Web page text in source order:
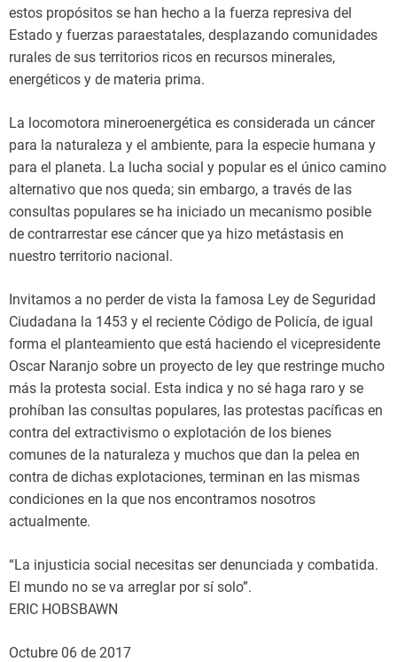
estos propósitos se han hecho a la fuerza represiva del
Estado y fuerzas paraestatales, desplazando comunidades
rurales de sus territorios ricos en recursos minerales,
energéticos y de materia prima.
La locomotora mineroenergética es considerada un cáncer
para la naturaleza y el ambiente, para la especie humana y
para el planeta. La lucha social y popular es el único camino
alternativo que nos queda; sin embargo, a través de las
consultas populares se ha iniciado un mecanismo posible
de contrarrestar ese cáncer que ya hizo metástasis en
nuestro territorio nacional.
Invitamos a no perder de vista la famosa Ley de Seguridad
Ciudadana la 1453 y el reciente Código de Policía, de igual
forma el planteamiento que está haciendo el vicepresidente
Oscar Naranjo sobre un proyecto de ley que restringe mucho
más la protesta social. Esta indica y no sé haga raro y se
prohíban las consultas populares, las protestas pacíficas en
contra del extractivismo o explotación de los bienes
comunes de la naturaleza y muchos que dan la pelea en
contra de dichas explotaciones, terminan en las mismas
condiciones en la que nos encontramos nosotros
actualmente.
“La injusticia social necesitas ser denunciada y combatida.
El mundo no se va arreglar por sí solo”.
ERIC HOBSBAWN
Octubre 06 de 2017